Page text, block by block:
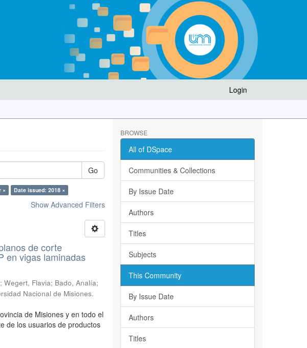
Login
Go
× Date issued: 2018 ×
Show Advanced Filters
de corte
en vigas laminadas
Wegert, Flavia; Bado, Analía;
Nacional de Misiones.
de Misiones y en todo el
de los usuarios de productos
BROWSE
All of DSpace
Communities & Collections
By Issue Date
Authors
Titles
Subjects
This Community
By Issue Date
Authors
Titles